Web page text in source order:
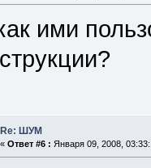
ими
Re: ШУМ
« Ответ #6 : Января 09, 2008,